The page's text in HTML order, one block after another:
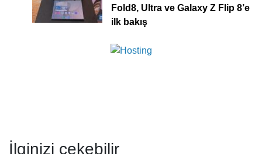
Fold8, Ultra ve Galaxy Z Flip 8’e
ilk bakış
İlginizi çekebilir